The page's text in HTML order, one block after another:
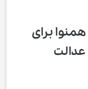
طرح همنوا برای